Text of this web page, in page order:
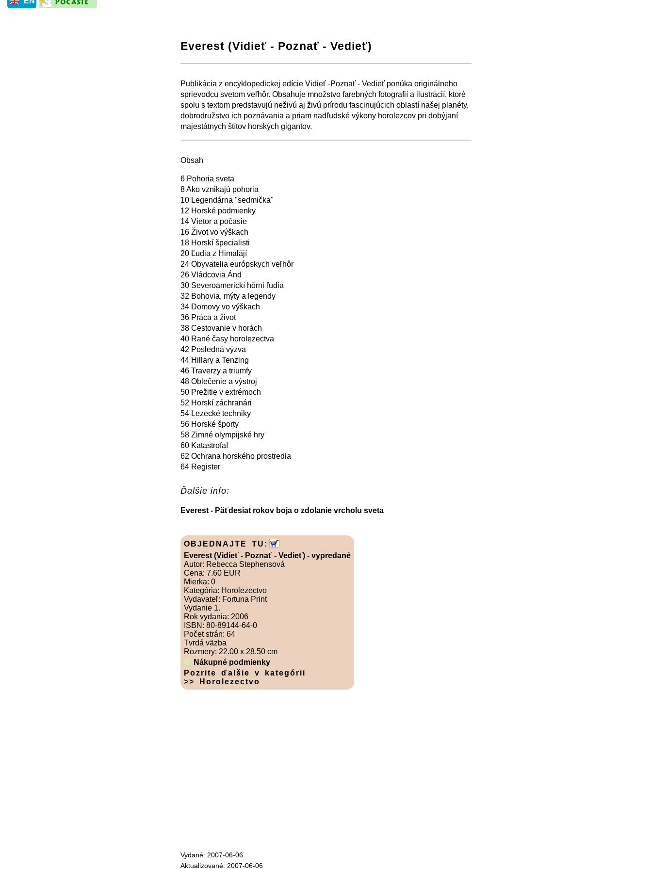
Everest (Vidieť - Poznať - Vedieť)
+ − ⛶
Publikácia z encyklopedickej edície Vidieť -Poznať - Vedieť ponúka originálneho
sprievodcu svetom veľhôr. Obsahuje množstvo farebných fotografií a ilustrácií, ktoré
spolu s textom predstavujú neživú aj živú prírodu fascinujúcich oblastí našej planéty,
dobrodružstvo ich poznávania a priam nadľudské výkony horolezcov pri dobýjaní
majestátnych štítov horských gigantov.
+
Obsah
6 Pohoria sveta
8 Ako vznikajú pohoria
10 Legendárna "sedmička"
12 Horské podmienky
14 Vietor a počasie
16 Život vo výškach
18 Horskí špecialisti
20 Ľudia z Himalájí
24 Obyvatelia európskych veľhôr
26 Vládcovia Ánd
30 Severoamerickí hôrni ľudia
32 Bohovia, mýty a legendy
34 Domovy vo výškach
36 Práca a život
38 Cestovanie v horách
40 Rané časy horolezectva
42 Posledná výzva
44 Hillary a Tenzing
46 Traverzy a triumfy
48 Oblečenie a výstroj
50 Prežitie v extrémoch
52 Horskí záchranári
54 Lezecké techniky
56 Horské športy
58 Zimné olympijské hry
60 Katastrofa!
62 Ochrana horského prostredia
64 Register
Ďalšie info:
Everest - Päťdesiat rokov boja o zdolanie vrcholu sveta
OBJEDNAJTE TU:
Everest (Vidieť - Poznať - Vedieť) - vypredané
Autor: Rebecca Stephensová
Cena: 7.60 EUR
Mierka: 0
Kategória: Horolezectvo
Vydavateľ: Fortuna Print
Vydanie 1.
Rok vydania: 2006
ISBN: 80-89144-64-0
Počet strán: 64
Tvrdá väzba
Rozmery: 22.00 x 28.50 cm
Nákupné podmienky
Pozrite ďalšie v kategórii
>> Horolezectvo
Vydané: 2007-06-06
Aktualizované: 2007-06-06